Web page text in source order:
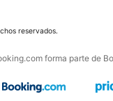
reservados.
forma parte de